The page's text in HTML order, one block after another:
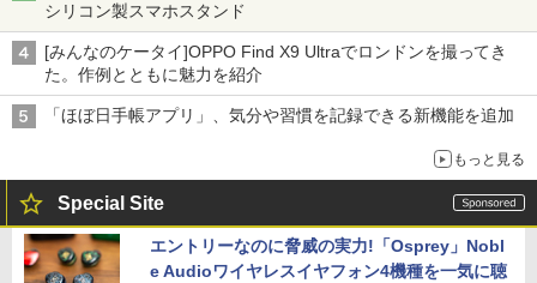
シリコン製スマホスタンド
[みんなのケータイ]OPPO Find X9 Ultraでロンドンを撮ってき
た。作例とともに魅力を紹介
「ほぼ日手帳アプリ」、気分や習慣を記録できる新機能を追加
もっと見る
Special Site
エントリーなのに脅威の実力!「Osprey」Nobl
e Audioワイヤレスイヤフォン4機種を一気に聴